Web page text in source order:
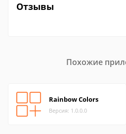
Отзывы
Похожие
Rainbow Colors
Версия: 1.0.0.0